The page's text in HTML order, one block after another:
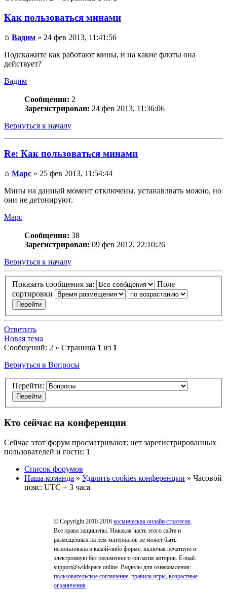
Как пользоваться минами
Вадим » 24 фев 2013, 11:41:56
Подскажите как работают мины, и на какие флоты она
действует?
Вадим
Сообщения: 2
Зарегистрирован: 24 фев 2013, 11:36:06
Вернуться к началу
Re: Как пользоваться минами
Mapc » 25 фев 2013, 11:54:44
Мины на данный момент отключены, устанавлвать можно, но
они не детонируют.
Mapc
Сообщения: 38
Зарегистрирован: 09 фев 2012, 22:10:26
Вернуться к началу
Показать сообщения за:
Поле
сортировки
Ответить
Новая тема
Сообщений: 2 » Страница 1 из 1
Вернуться в Вопросы
Перейти:
Кто сейчас на конференции
Сейчас этот форум просматривают: нет зарегистрированных
пользователей и гости: 1
Список форумов
Наша команда » Удалить cookies конференции » Часовой
пояс: UTC + 3 часа
© Copyright 2010-2016 космическая онлайн стратегия
Все права защищены. Никакая часть этого сайта и
размещённых на нём материалов не может быть
использована в какой-либо форме, включая печатную и
электронную без письменного согласия авторов. E-mail:
support@wildspace.online. Разделы для ознакомления:
пользовательское соглашение правила игры возрастные
ограничения